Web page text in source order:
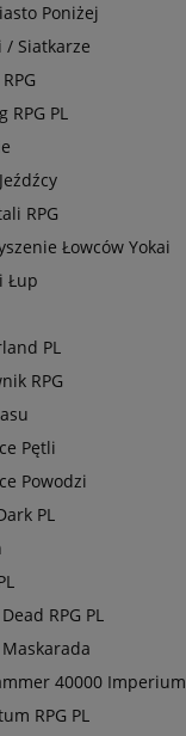
Poniżej
/ Siatkarze
RPG PL
RPG
Łowców Yokai
Łup
PL
RPG
Pętli
Powodzi
PL
RPG PL
40000 Imperium
RPG PL